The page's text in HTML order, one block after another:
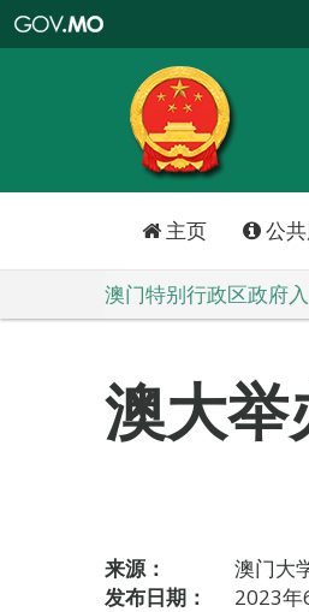
特
政
区
政
口
主页 公共
澳门特别行政区政府
澳大举
来源：
澳门大
发布日期：
2023年